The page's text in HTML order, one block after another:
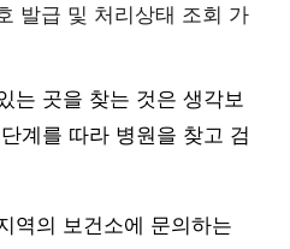
발급 및 처리상태 조회 가
는 곳을 찾는 것은 생각보
계를 따라 병원을 찾고 검
역의 보건소에 문의하는